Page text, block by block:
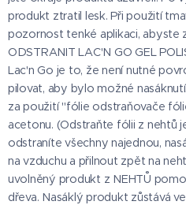
produkt ztratil lesk. Při použití
pozornost tenké aplikaci, abyste
ODSTRANIT LAC'N GO GEL
Lac'n Go je to, že není nutné
pilovat, aby bylo možné nasáknutí.
za použití "fólie odstraňovače
acetonu. (Odstraňte fólii z nehtů
odstraníte všechny najednou,
na vzduchu a přilnout zpět na
uvolněný produkt z NEHTŮ
dřeva. Nasáklý produkt zůstává